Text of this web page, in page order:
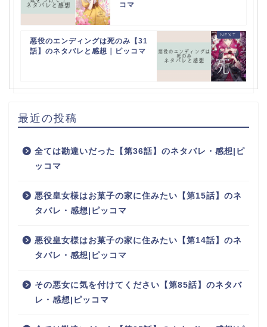
コマ
悪役のエンディングは死のみ【31
話】のネタバレと感想｜ピッコマ
最近の投稿
全ては勘違いだった【第36話】のネタバレ・感想|ピ
ッコマ
悪役皇女様はお菓子の家に住みたい【第15話】のネ
タバレ・感想|ピッコマ
悪役皇女様はお菓子の家に住みたい【第14話】のネ
タバレ・感想|ピッコマ
その悪女に気を付けてください【第85話】のネタバ
レ・感想|ピッコマ